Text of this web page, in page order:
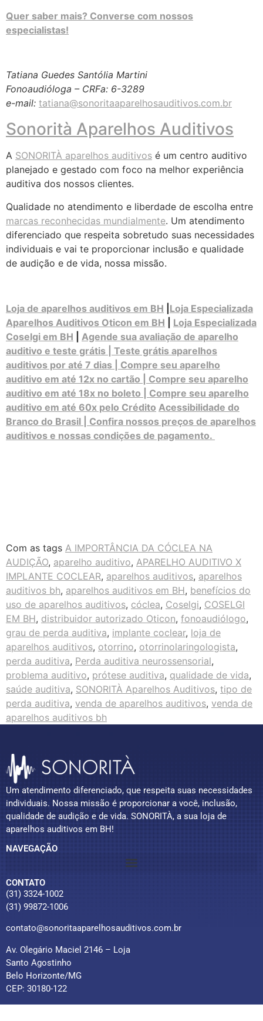
Quer saber mais? Converse com nossos
especialistas!
Tatiana Guedes Santólia Martini
Fonoaudióloga – CRFa: 6-3289
e-mail: tatiana@sonoritaaparelhosauditivos.com.br
Sonorità Aparelhos Auditivos
A SONORITÀ aparelhos auditivos é um centro auditivo
planejado e gestado com foco na melhor experiência
auditiva dos nossos clientes.
Qualidade no atendimento e liberdade de escolha entre
marcas reconhecidas mundialmente. Um atendimento
diferenciado que respeita sobretudo suas necessidades
individuais e vai te proporcionar inclusão e qualidade
de audição e de vida, nossa missão.
Loja de aparelhos auditivos em BH Loja Especializada
Aparelhos Auditivos Oticon em BH
Loja Especializada
Coselgi em BH
Agende sua avaliação de aparelho
auditivo e teste grátis | Teste grátis aparelhos
auditivos por até 7 dias | Compre seu aparelho
auditivo em até 12x no cartão | Compre seu aparelho
auditivo em até 18x no boleto | Compre seu aparelho
auditivo em até 60x pelo Crédito Acessibilidade do
Branco do Brasil | Confira nossos preços de aparelhos
auditivos e nossas condições de pagamento.
Com as tags A IMPORTÂNCIA DA CÓCLEA NA
AUDIÇÃO, aparelho auditivo, APARELHO AUDITIVO X
IMPLANTE COCLEAR, aparelhos auditivos, aparelhos
auditivos bh, aparelhos auditivos em BH, benefícios do
uso de aparelhos auditivos, cóclea, Coselgi, COSELGI
EM BH, distribuidor autorizado Oticon, fonoaudiólogo,
grau de perda auditiva, implante coclear, loja de
aparelhos auditivos, otorrino, otorrinolaringologista,
perda auditiva, Perda auditiva neurossensorial,
problema auditivo, prótese auditiva, qualidade de vida,
saúde auditiva, SONORITÀ Aparelhos Auditivos, tipo de
perda auditiva, venda de aparelhos auditivos, venda de
aparelhos auditivos bh
Um atendimento diferenciado, que respeita suas necessidades
individuais. Nossa missão é proporcionar a você, inclusão,
qualidade de audição e de vida. SONORITÀ, a sua loja de
aparelhos auditivos em BH!
NAVEGAÇÃO
CONTATO
(31) 3324-1002
(31) 99872-1006
contato@sonoritaaparelhosauditivos.com.br
Av. Olegário Maciel 2146 – Loja
Santo Agostinho
Belo Horizonte/MG
CEP: 30180-122